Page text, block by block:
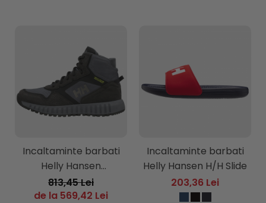
Incaltaminte barbati
Helly Hansen
Monashee ULLR HT
Waterproof Hiking
813,45 Lei
de la 569,42 Lei
Incaltaminte barbati
Helly Hansen H/H Slide
203,36 Lei